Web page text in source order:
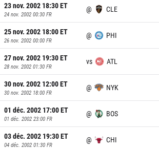
23 nov. 2002 18:30ET
24 nov. 2002 00:30 FR
@ CLE
25 nov. 2002 18:00ET
26 nov. 2002 00:00 FR
@ PHI
27 nov. 2002 19:30ET
28 nov. 2002 01:30 FR
vs ATL
30 nov. 2002 12:00ET
30 nov. 2002 18:00 FR
@ NYK
01 déc. 2002 17:00ET
01 déc. 2002 23:00 FR
@ BOS
03 déc. 2002 19:30ET
04 déc. 2002 01:30 FR
@ CHI